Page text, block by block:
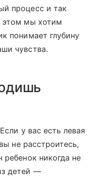
процесс и так
этом мы хотим
понимает глубину
чувства.
у вас есть левая
не расстроитесь,
ребенок никогда не
детей —